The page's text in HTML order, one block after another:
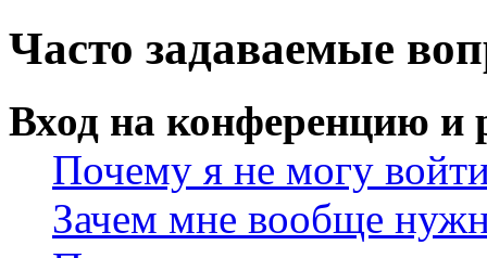
Часто задаваемые
Вход на конференцию и
Почему я не могу
Зачем мне вообще